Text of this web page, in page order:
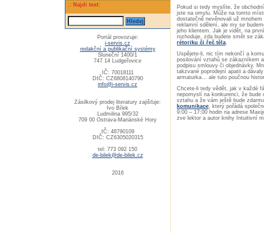
.: Najdi text:
Portál provozuje:
i-servis.cz
redakční a publikační systémy
Sluneční 1400/1
747 14 Ludgeřovice
IČ: 70018111
DIČ: CZ6808140790
info@i-servis.cz
Zásilkový prodej literatury zajišťuje:
Ivo Bílek
Ludmilina 995/32
709 00 Ostrava-Mariánské Hory
IČ: 48790109
DIČ: CZ6305020315
tel: 773 092 150
de-bilek@de-bilek.cz
2016
Pokud si tedy myslíte, že
jste na omylu. Může na tomto
dostatečně nevěnovali už
reklamní sdělení, ale my se
jeho klientem. Jak je vidět, na
rozhoduje, zda budete smět se
rétoriku či řeč těla.
Uspějete-li, nic tím nekončí a
posilování vztahů se zákazníkem
podpisu smlouvy či objednávky.
takzvané poprodejní apatii a
armaturka… ale tuto poučnou
Chcete-li tedy vědět, jak v každé
nepomyslí na konkurenci, že bude
vztahu a že vám ještě bude
komunikace, který pořádá
9:00 – 17:00 hodin na adrese
zve lektor a autor knihy Intuitivní